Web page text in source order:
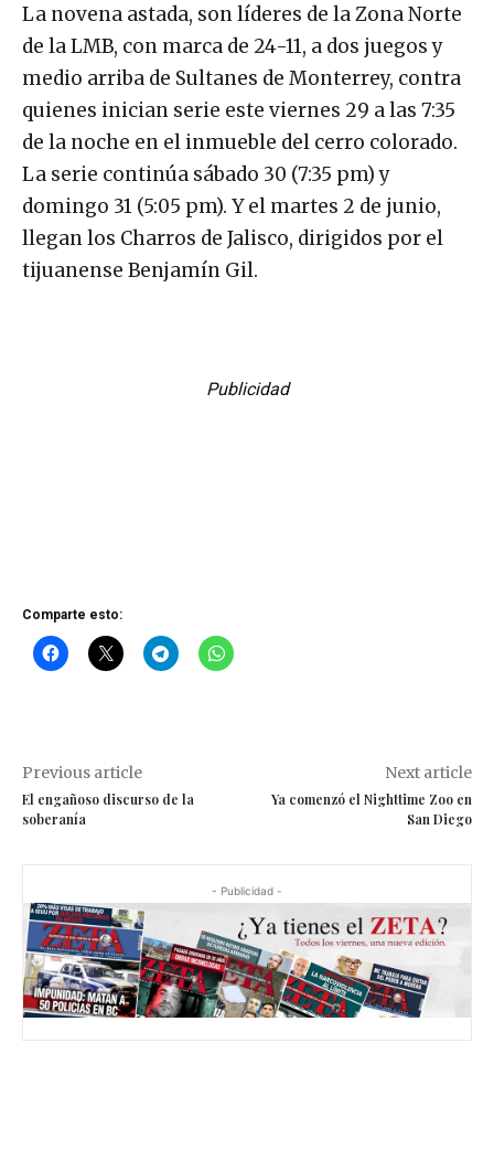
La novena astada, son líderes de la Zona Norte
de la LMB, con marca de 24-11, a dos juegos y
medio arriba de Sultanes de Monterrey, contra
quienes inician serie este viernes 29 a las 7:35
de la noche en el inmueble del cerro colorado.
La serie continúa sábado 30 (7:35 pm) y
domingo 31 (5:05 pm). Y el martes 2 de junio,
llegan los Charros de Jalisco, dirigidos por el
tijuanense Benjamín Gil.
Publicidad
Comparte esto:
Previous article
El engañoso discurso de la
soberanía
Next article
Ya comenzó el Nighttime Zoo en
San Diego
- Publicidad -